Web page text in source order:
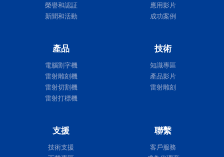
榮譽和認証
新聞和活動
應用影片
成功案例
產品
電腦割字機
雷射雕刻機
雷射切割機
雷射打標機
技術
知識專區
產品影片
雷射雕刻
支援
技術支援
聯繫
客戶服務